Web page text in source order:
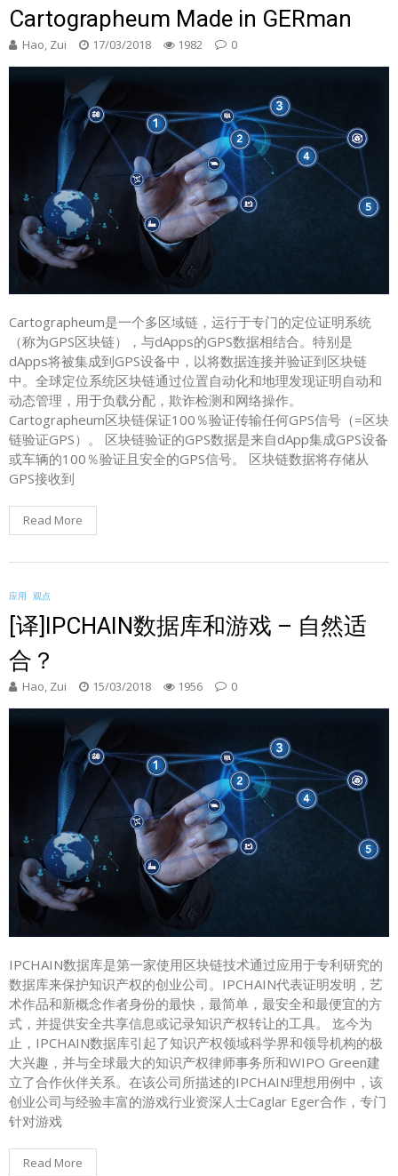
Cartographeum Made in GERman
Hao, Zui 17/03/2018 1982 0
Cartographeum是一个多区域链，运行于专门的定位证明系统
（称为GPS区块链），与dApps的GPS数据相结合。特别是
dApps将被集成到GPS设备中，以将数据连接并验证到区块链
中。全球定位系统区块链通过位置自动化和地理发现证明自动和
动态管理，用于负载分配，欺诈检测和网络操作。
Cartographeum区块链保证100％验证传输任何GPS信号（=区块
链验证GPS）。 区块链验证的GPS数据是来自dApp集成GPS设备
或车辆的100％验证且安全的GPS信号。 区块链数据将存储从
GPS接收到
Read More
应用 观点
[译]IPCHAIN数据库和游戏 – 自然适
合？
Hao, Zui 15/03/2018 1956 0
IPCHAIN数据库是第一家使用区块链技术通过应用于专利研究的
数据库来保护知识产权的创业公司。IPCHAIN代表证明发明，艺
术作品和新概念作者身份的最快，最简单，最安全和最便宜的方
式，并提供安全共享信息或记录知识产权转让的工具。 迄今为
止，IPCHAIN数据库引起了知识产权领域科学界和领导机构的极
大兴趣，并与全球最大的知识产权律师事务所和WIPO Green建
立了合作伙伴关系。在该公司所描述的IPCHAIN理想用例中，该
创业公司与经验丰富的游戏行业资深人士Caglar Eger合作，专门
针对游戏
Read More